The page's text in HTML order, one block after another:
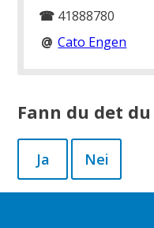
☎ 41888780
@ Cato Engen
Fann du det
Ja Nei